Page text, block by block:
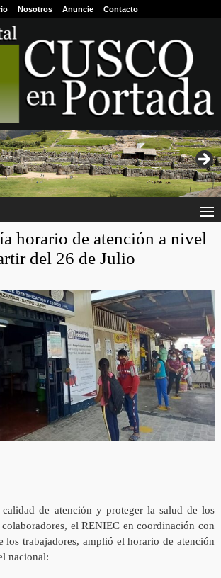
Nosotros Anuncie Contacto
horario de atención a nivel
del 26 de Julio
de atención y proteger la salud de los
el RENIEC en coordinación con
los trabajadores, amplió el horario de atención
nacional: